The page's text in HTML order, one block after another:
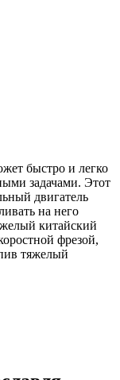
быстро и легко
задачами. Этот
двигатель
на него
китайский
фрезой,
тяжелый